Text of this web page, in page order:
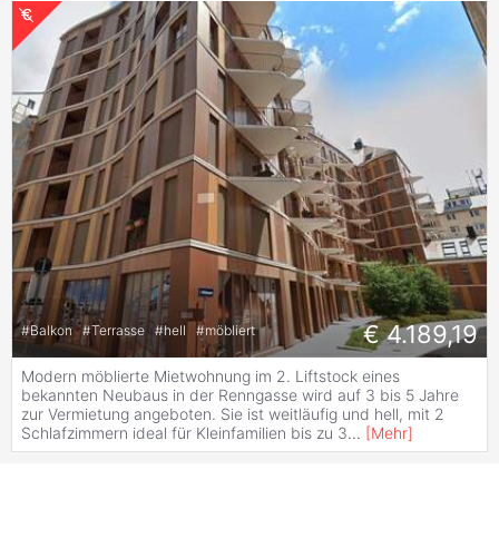
#Balkon #Terrasse #hell #möbliert € 4.189,19
Modern möblierte Mietwohnung im 2. Liftstock eines
bekannten Neubaus in der Renngasse wird auf 3 bis 5 Jahre
zur Vermietung angeboten. Sie ist weitläufig und hell, mit 2
Schlafzimmern ideal für Kleinfamilien bis zu 3... [Mehr]